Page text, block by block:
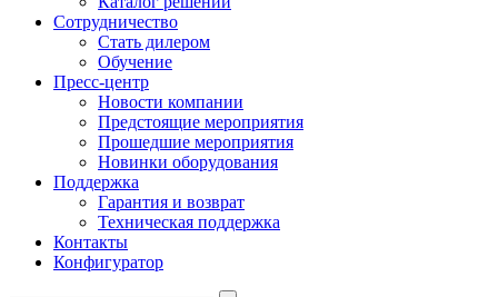
Сотрудничество
Стать дилером
Обучение
Пресс-центр
Новости компании
Предстоящие мероприятия
Прошедшие мероприятия
Новинки оборудования
Поддержка
Гарантия и возврат
Техническая поддержка
Контакты
Конфигуратор